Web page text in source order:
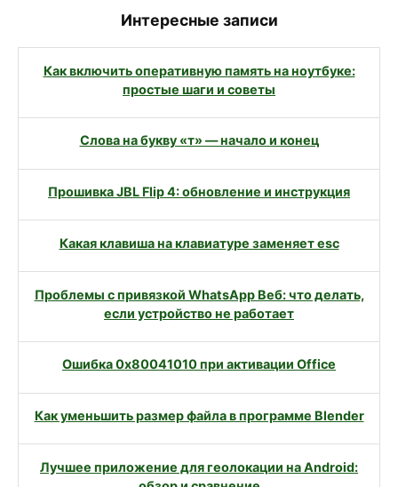
Интересные записи
Как включить оперативную память на ноутбуке:
простые шаги и советы
Слова на букву «т» — начало и конец
Прошивка JBL Flip 4: обновление и инструкция
Какая клавиша на клавиатуре заменяет esc
Проблемы с привязкой WhatsApp Веб: что делать,
если устройство не работает
Ошибка 0x80041010 при активации Office
Как уменьшить размер файла в программе Blender
Лучшее приложение для геолокации на Android: